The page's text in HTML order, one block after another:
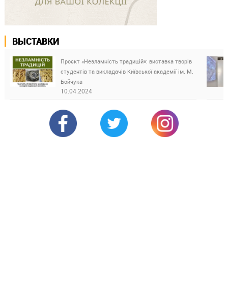
ВЫСТАВКИ
Проєкт «Незламність традицій»: виставка творів
студентів та викладачів Київської академії ім. М.
Бойчука
10.04.2024